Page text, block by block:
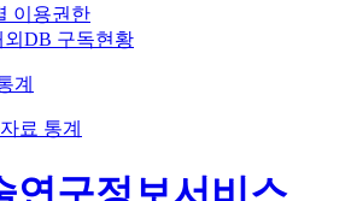
이용권한
외DB 구독현황
계
료 통계